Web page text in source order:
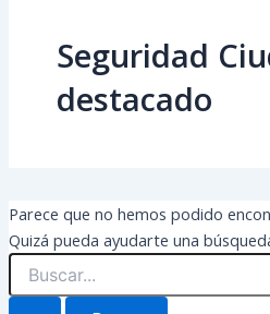
Seguridad
destacado
Parece que no hemos podido
Quizá pueda ayudarte una